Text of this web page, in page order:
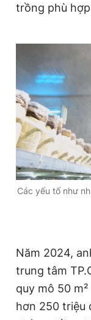
trồng phù
Các yếu tố như
Năm 2024,
trung tâm
quy mô 50
hơn 250 triệu